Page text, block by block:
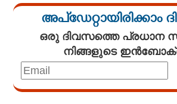
അപ്ഡേറ്റായിരിക്കാം
ഒരു ദിവസത്തെ പ്രധാന
നിങ്ങളുടെ